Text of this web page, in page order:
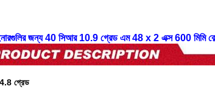
জন্য 40 সিআর 10.9 গ্রেড এম 48 x 2 এক্স 600 মিমি
গ্রেড